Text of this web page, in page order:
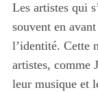
Les artistes qui
souvent en
l’identité. Cette
artistes, comme
leur musique et